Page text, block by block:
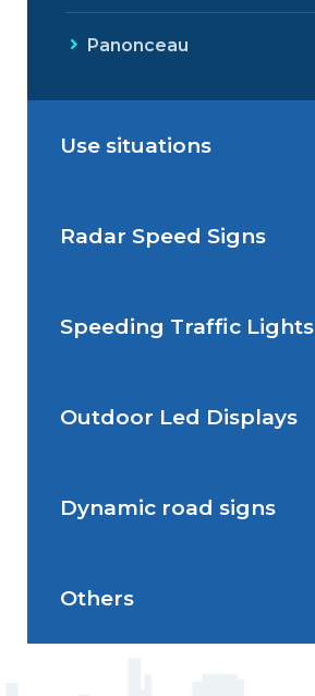
Panonceau
Use situations
Situations de signalisation
Situations de signalisation
Radar Speed Signs
Radar Speed Sign
Speeding Traffic Lights
Speeding Traffic Light
Outdoor Led Displays
Outdoor Led Display
Dynamic road signs
Dynamic road signs
Others